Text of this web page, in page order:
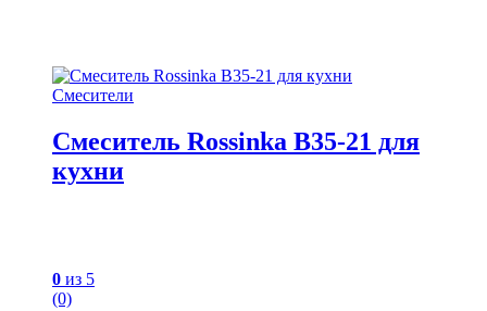
Смесители
Смеситель Rossinka B35-21 для
кухни
0 из 5
(0)